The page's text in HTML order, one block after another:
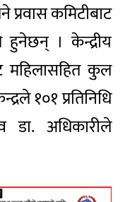
प्रवास कमिटीबाट
हुनेछन् । केन्द्रीय
महिलासहित कुल
१०१ प्रतिनिधि
डा. अधिकारीले